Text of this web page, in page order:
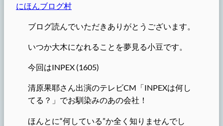
にほんブログ村
ブログ読んでいただきありがとうございます。
いつか大木になれることを夢見る小豆です。
今回はINPEX (1605)
清原果耶さん出演のテレビCM「INPEXは何し
てる？」でお馴染みのあの会社！
ほんとに“何している”か全く知りませんでし